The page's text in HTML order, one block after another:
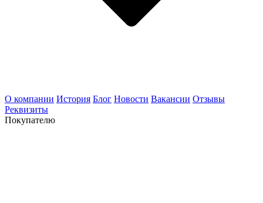
О компании История Блог Новости Вакансии Отзывы
Реквизиты
Покупателю